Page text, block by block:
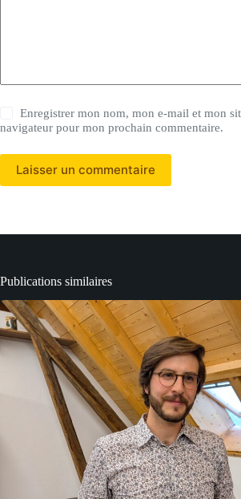
Enregistrer mon nom, mon e-mail et mon
navigateur pour mon prochain commentaire.
Laisser un commentaire
Publications similaires